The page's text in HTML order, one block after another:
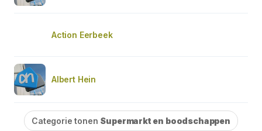
Action Eerbeek
Albert Hein
Categorie tonen Supermarkt en boodschappen